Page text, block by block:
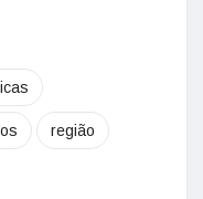
região